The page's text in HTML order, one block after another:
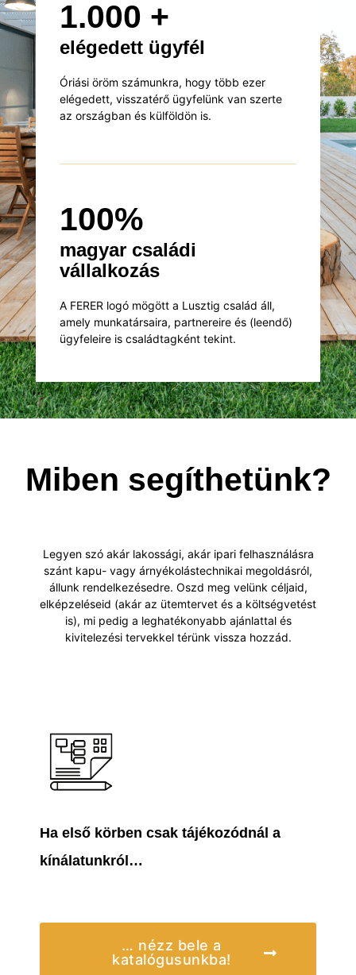
1.000 +
elégedett ügyfél
Óriási öröm számunkra, hogy több ezer
elégedett, visszatérő ügyfelünk van szerte
az országban és külföldön is.
100%
magyar családi
vállalkozás
A FERER logó mögött a Lusztig család áll,
amely munkatársaira, partnereire és (leendő)
ügyfeleire is családtagként tekint.
Miben segíthetünk?
Legyen szó akár lakossági, akár ipari felhasználásra
szánt kapu- vagy árnyékolástechnikai megoldásról,
állunk rendelkezésedre. Oszd meg velünk céljaid,
elképzeléseid (akár az ütemtervet és a költségvetést
is), mi pedig a leghatékonyabb ajánlattal és
kivitelezési tervekkel térünk vissza hozzád.
Ha első körben csak tájékozódnál a
kínálatunkról…
… nézz bele a
katalógusunkba!